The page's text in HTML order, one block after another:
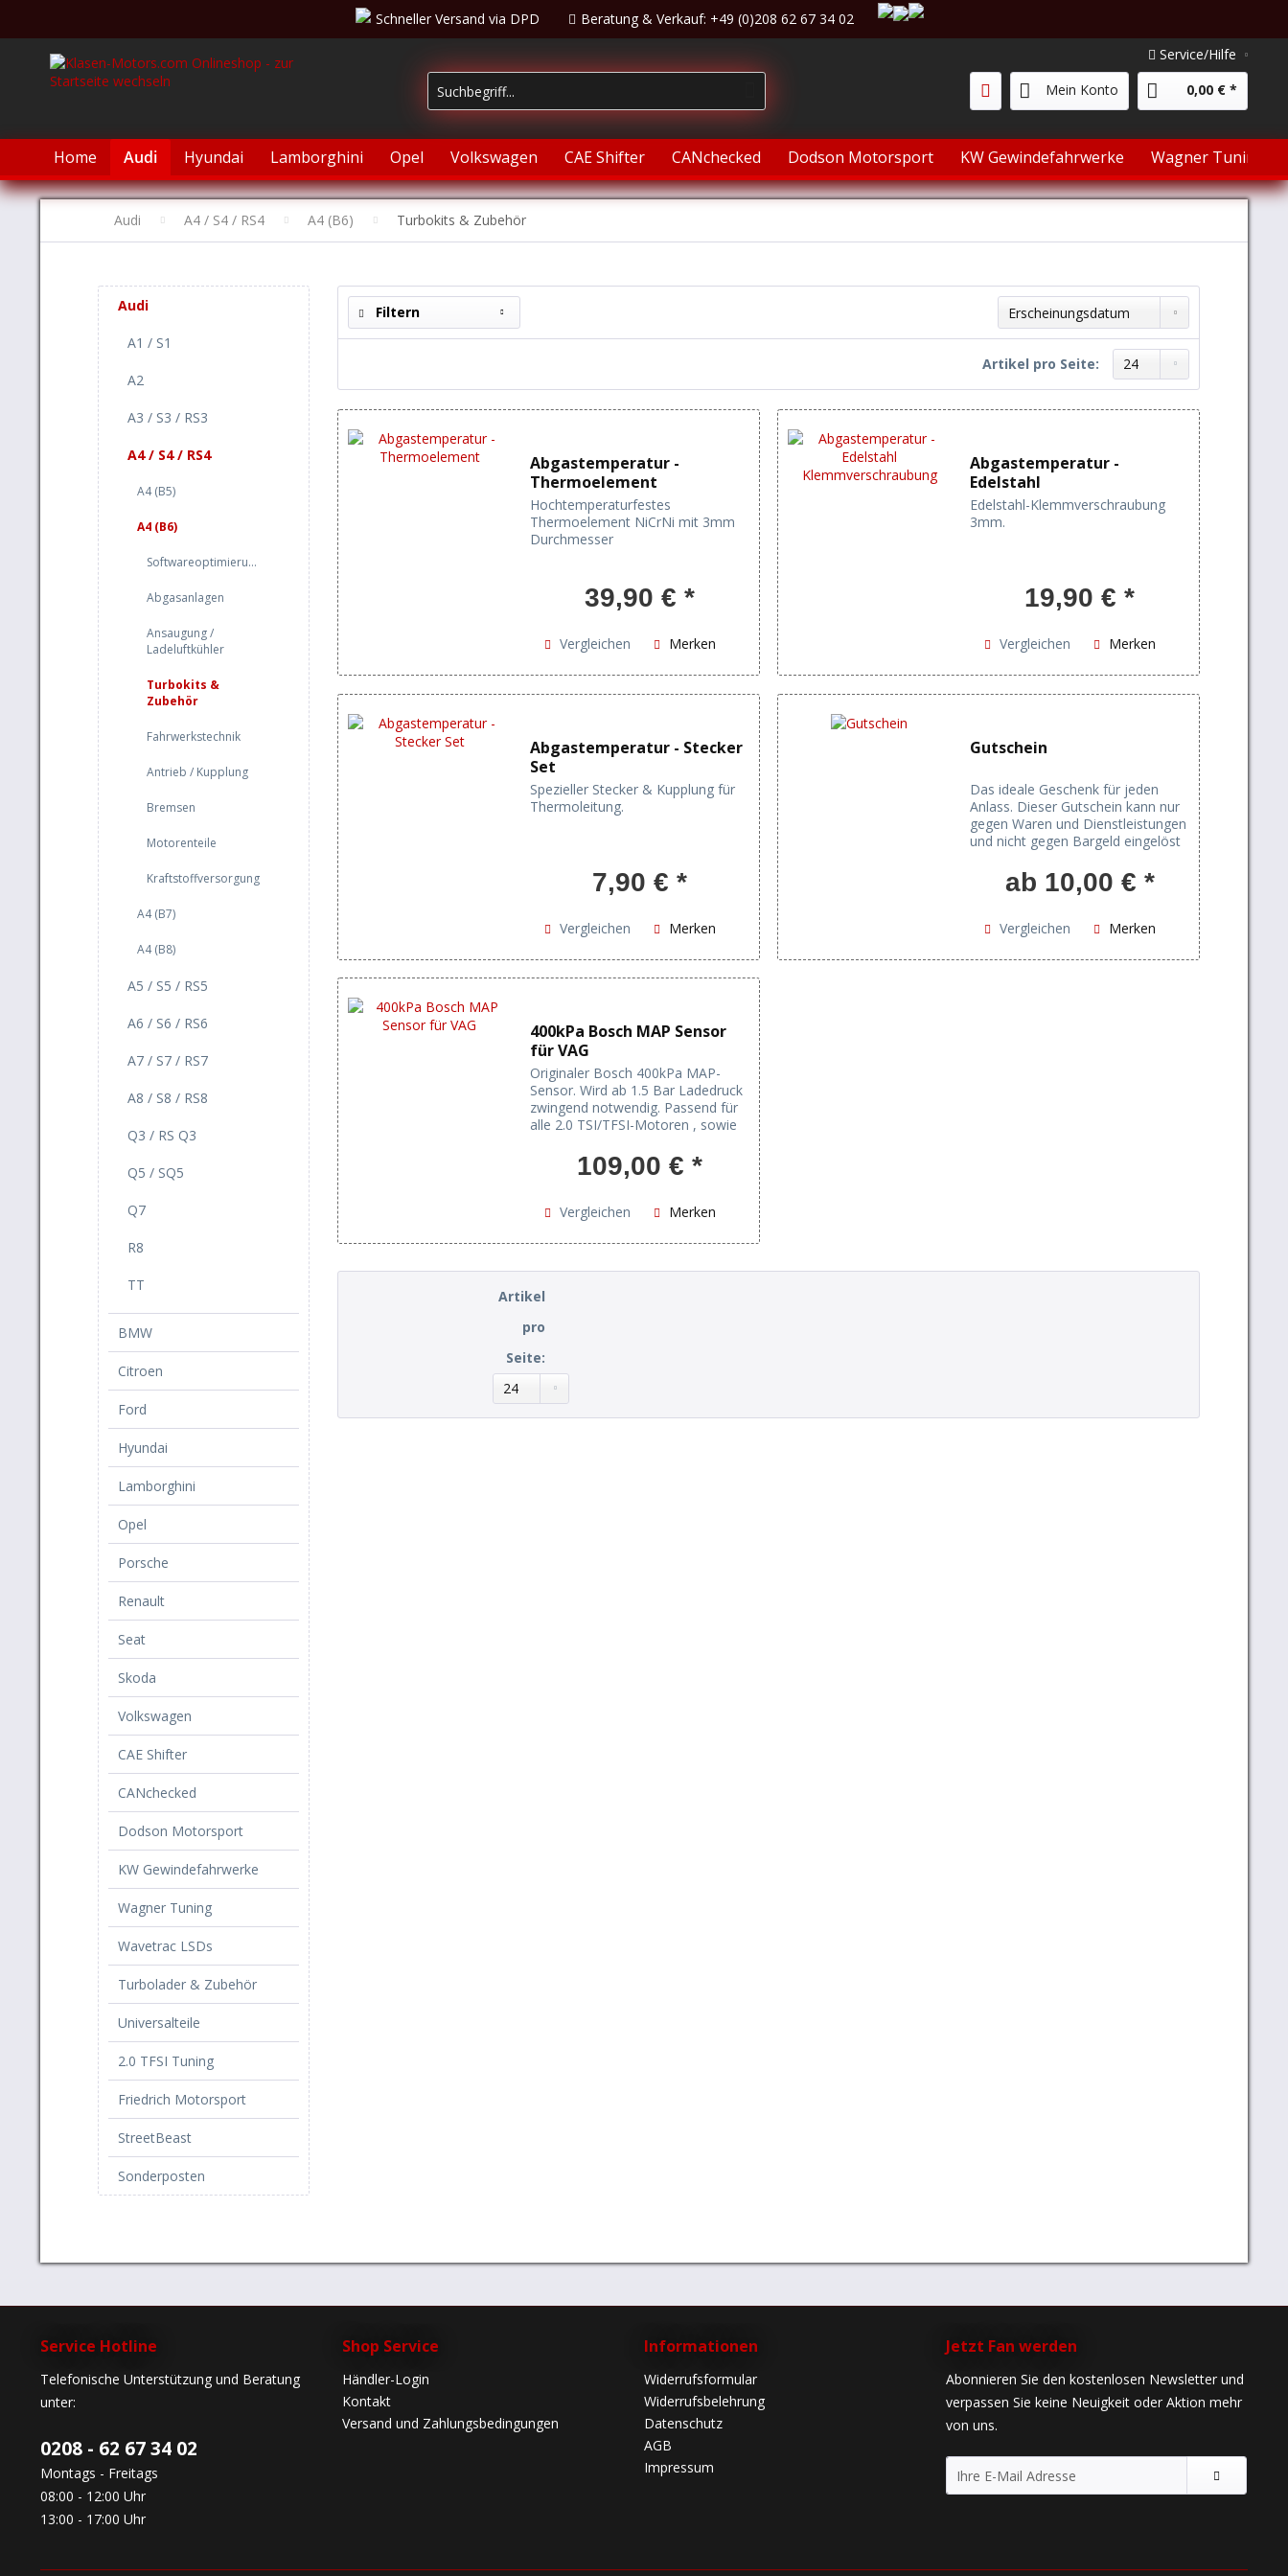
Schneller Versand via DPD
Beratung & Verkauf: +49 (0)208 62 67 34 02
Service/Hilfe
Mein Konto
0,00 € *
Home Audi Hyundai Lamborghini Opel Volkswagen CAE Shifter CANchecked Dodson Motorsport KW Gewindefahrwerke Wagner Tuning
Audi A4 / S4 / RS4 A4 (B6) Turbokits & Zubehör
Audi
A1 / S1
A2
A3 / S3 / RS3
A4 / S4 / RS4
A4 (B5)
A4 (B6)
Softwareoptimierung
Abgasanlagen
Ansaugung /
Ladeluftkühler
Turbokits &
Zubehör
Fahrwerkstechnik
Antrieb / Kupplung
Bremsen
Motorenteile
Kraftstoffversorgung
A4 (B7)
A4 (B8)
A5 / S5 / RS5
A6 / S6 / RS6
A7 / S7 / RS7
A8 / S8 / RS8
Q3 / RS Q3
Q5 / SQ5
Q7
R8
TT
BMW
Citroen
Ford
Hyundai
Lamborghini
Opel
Porsche
Renault
Seat
Skoda
Volkswagen
CAE Shifter
CANchecked
Dodson Motorsport
KW Gewindefahrwerke
Wagner Tuning
Wavetrac LSDs
Turbolader & Zubehör
Universalteile
2.0 TFSI Tuning
Friedrich Motorsport
StreetBeast
Sonderposten
Filtern
Artikel pro Seite:
Abgastemperatur -
Thermoelement
Hochtemperaturfestes
Thermoelement NiCrNi mit 3mm
Durchmesser
39,90 € *
Vergleichen Merken
Abgastemperatur -
Edelstahl
Klemmverschraubung
Edelstahl-Klemmverschraubung
3mm.
19,90 € *
Vergleichen Merken
Abgastemperatur - Stecker
Set
Spezieller Stecker & Kupplung für
Thermoleitung.
7,90 € *
Vergleichen Merken
Gutschein
Das ideale Geschenk für jeden
Anlass. Dieser Gutschein kann nur
gegen Waren und Dienstleistungen
und nicht gegen Bargeld eingelöst
Gutschein ist ab dem Datum der
Ausstellung 3 Jahre lang gültig.
ab 10,00 € *
Vergleichen Merken
400kPa Bosch MAP Sensor
für VAG
Originaler Bosch 400kPa MAP-
Sensor. Wird ab 1.5 Bar Ladedruck
zwingend notwendig. Passend für
alle 2.0 TSI/TFSI-Motoren , sowie
Bei Fahrzeugen, wie z.B. Golf 6 R
bzw. S3 8P, wo ab Werk bereits ein
109,00 € *
Vergleichen Merken
Artikel
pro
Seite:
Service Hotline
Telefonische Unterstützung und Beratung
unter:
0208 - 62 67 34 02
Montags - Freitags
08:00 - 12:00 Uhr
13:00 - 17:00 Uhr
Shop Service
Händler-Login
Kontakt
Versand und Zahlungsbedingungen
Informationen
Widerrufsformular
Widerrufsbelehrung
Datenschutz
AGB
Impressum
Jetzt Fan werden
Abonnieren Sie den kostenlosen Newsletter und
verpassen Sie keine Neuigkeit oder Aktion mehr
von uns.